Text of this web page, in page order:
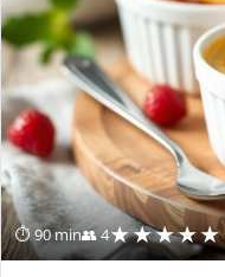
⏱ 90 min👥 4★★★★★